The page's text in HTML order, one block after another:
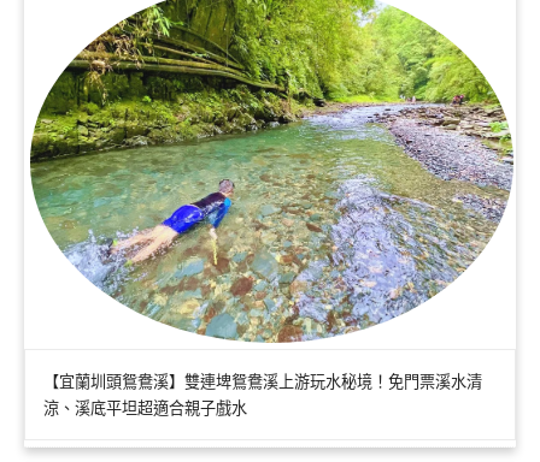
【宜蘭圳頭鴛鴦溪】雙連埤鴛鴦溪上游玩水秘境！免門票溪水清
涼、溪底平坦超適合親子戲水